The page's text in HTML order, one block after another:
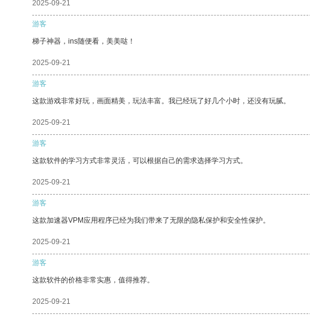
2025-09-21
游客
梯子神器，ins随便看，美美哒！
2025-09-21
游客
这款游戏非常好玩，画面精美，玩法丰富。我已经玩了好几个小时，还没有玩腻。
2025-09-21
游客
这款软件的学习方式非常灵活，可以根据自己的需求选择学习方式。
2025-09-21
游客
这款加速器VPM应用程序已经为我们带来了无限的隐私保护和安全性保护。
2025-09-21
游客
这款软件的价格非常实惠，值得推荐。
2025-09-21